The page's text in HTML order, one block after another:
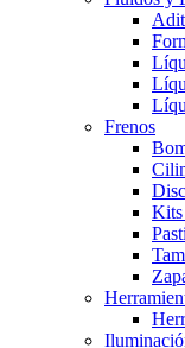
Frenos
Kits